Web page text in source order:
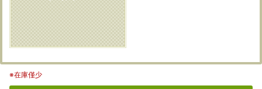
※在庫僅少